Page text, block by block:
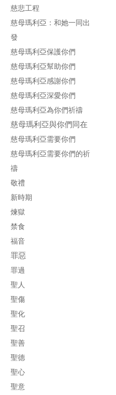
慈悲工程
慈母瑪利亞：和她一同出
發
慈母瑪利亞保護你們
慈母瑪利亞幫助你們
慈母瑪利亞感謝你們
慈母瑪利亞深愛你們
慈母瑪利亞為你們祈禱
慈母瑪利亞與你們同在
慈母瑪利亞需要你們
慈母瑪利亞需要你們的祈
禱
敬禮
新時期
煉獄
禁食
福音
罪惡
罪過
聖人
聖傷
聖化
聖召
聖善
聖德
聖心
聖意